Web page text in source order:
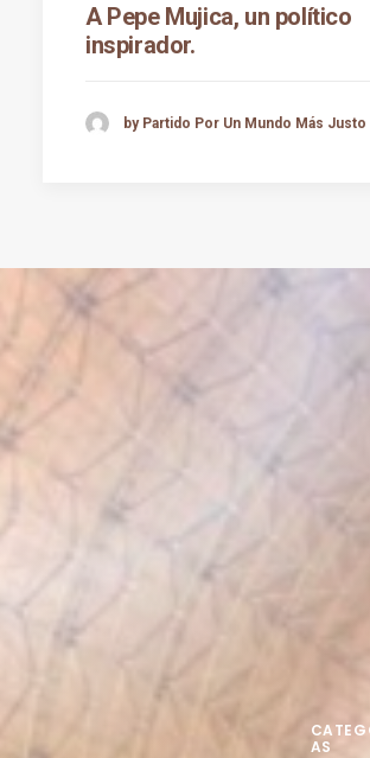
A Pepe Mujica, un político
inspirador.
by Partido Por Un Mundo Más
AS